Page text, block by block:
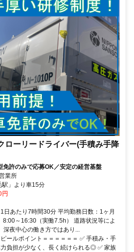
ローリードライバー(手積み手降
免許のみで応募OK／安定の経営基盤
業所
駅」より車15分
円
日あたり7時間30分 平均勤務日数：1ヶ月
8:00～16:30（実働7.5h） 道路状況等によ
夜中心の働き方ではあり...
ールポイント＝＝＝＝＝＝ ✅ 手積み・手
負担が少なく、長く続けられる◎ ✅ 家族